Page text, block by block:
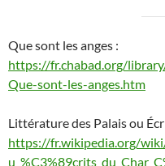
Que sont les anges :
https://fr.chabad.org/
Que-sont-les-anges.htm
Littérature des Palais ou
https://fr.wikipedia.org/